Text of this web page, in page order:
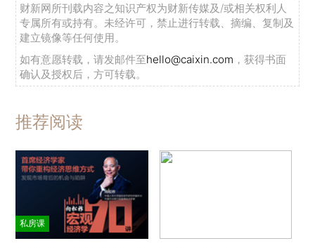
财新网所刊载内容之知识产权为财新传媒及/或相关权利人
专属所有或持有。未经许可，禁止进行转载、摘编、复制及
建立镜像等任何使用。
如有意愿转载，请发邮件至hello@caixin.com ，获得书面
确认及授权后，方可转载。
推荐阅读
私房课